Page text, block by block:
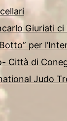
Giuriati ci
per
Città di
Judo